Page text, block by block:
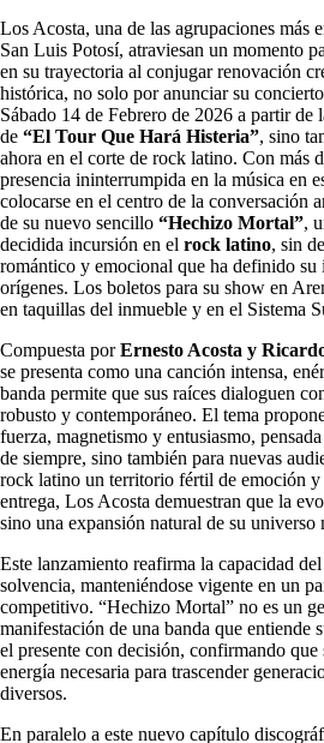
Los Acosta, una de las agrupaciones más
San Luis Potosí, atraviesan un momento
en su trayectoria al conjugar renovación
histórica, no solo por anunciar su
Sábado 14 de Febrero de 2026 a partir de
de “El Tour Que Hará Histeria”, sino
ahora en el corte de rock latino. Con más
presencia ininterrumpida en la música en
colocarse en el centro de la conversación
de su nuevo sencillo “Hechizo Mortal”,
decidida incursión en el rock latino, sin
romántico y emocional que ha definido su
orígenes. Los boletos para su show en
en taquillas del inmueble y en el Sistema
Compuesta porErnesto Acosta y
se presenta como una canción intensa,
banda permite que sus raíces dialoguen
robusto y contemporáneo. El tema
fuerza, magnetismo y entusiasmo,
de siempre, sino también para nuevas
rock latino un territorio fértil de emoción
entrega, Los Acosta demuestran que la
sino una expansión natural de su universo
Este lanzamiento reafirma la capacidad
solvencia, manteniéndose vigente en un
competitivo. “Hechizo Mortal” no es un
manifestación de una banda que entiende
el presente con decisión, confirmando que
energía necesaria para trascender
diversos.
En paralelo a este nuevo capítulo